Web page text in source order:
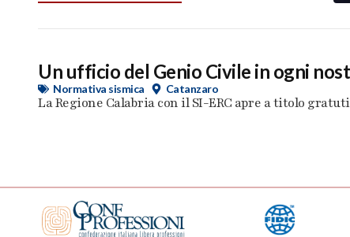
Un ufficio del Genio Civile in ogni
Normativa sismica Catanzaro
La Regione Calabria con il SI-ERC apre a titolo